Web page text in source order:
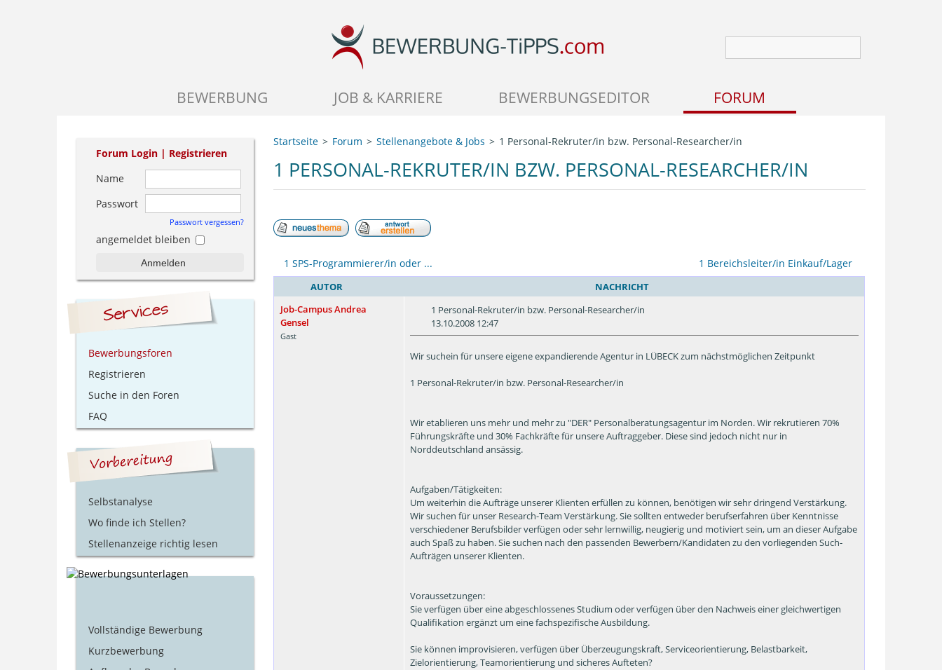
BEWERBUNG JOB & KARRIERE BEWERBUNGSEDITOR FORUM
Startseite Forum Stellenangebote & Jobs 1 Personal-Rekruter/in bzw. Personal-Researcher/in
1 PERSONAL-REKRUTER/IN BZW. PERSONAL-RESEARCHER/IN
1 SPS-Programmierer/in oder ... 1 Bereichsleiter/in Einkauf/Lager
AUTOR
NACHRICHT
Job-Campus Andrea
Gensel
Gast
1 Personal-Rekruter/in bzw. Personal-Researcher/in
13.10.2008 12:47
Wir suchein für unsere eigene expandierende Agentur in LÜBECK zum nächstmöglichen Zeitpunkt
1 Personal-Rekruter/in bzw. Personal-Researcher/in
Wir etablieren uns mehr und mehr zu "DER" Personalberatungsagentur im Norden. Wir rekrutieren 70%
Führungskräfte und 30% Fachkräfte für unsere Auftraggeber. Diese sind jedoch nicht nur in
Norddeutschland ansässig.
Aufgaben/Tätigkeiten:
Um weiterhin die Aufträge unserer Klienten erfüllen zu können, benötigen wir sehr dringend Verstärkung.
Wir suchen für unser Research-Team Verstärkung. Sie sollten entweder berufserfahren über Kenntnisse
verschiedener Berufsbilder verfügen oder sehr lernwillig, neugierig und motiviert sein, um an dieser Aufgabe
auch Spaß zu haben. Sie suchen nach den passenden Bewerbern/Kandidaten zu den vorliegenden Such-
Aufträgen unserer Klienten.
Voraussetzungen:
Sie verfügen über eine abgeschlossenes Studium oder verfügen über den Nachweis einer gleichwertigen
Qualifikation ergänzt um eine fachspezifische Ausbildung.
Sie können improvisieren, verfügen über Überzeugungskraft, Serviceorientierung, Belastbarkeit,
Zielorientierung, Teamorientierung und sicheres Aufteten?
Forum Login | Registrieren
Name
Passwort
Passwort vergessen?
angemeldet bleiben
Anmelden
Bewerbungsforen
Registrieren
Suche in den Foren
FAQ
Selbstanalyse
Wo finde ich Stellen?
Stellenanzeige richtig lesen
Vollständige Bewerbung
Kurzbewerbung